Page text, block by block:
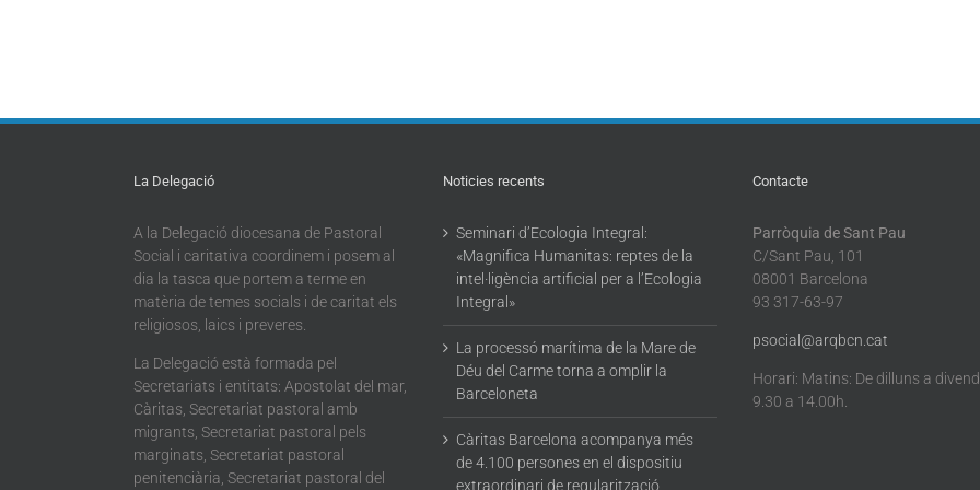
La Delegació
A la Delegació diocesana de Pastoral
Social i caritativa coordinem i posem al
dia la tasca que portem a terme en
matèria de temes socials i de caritat els
religiosos, laics i preveres.
La Delegació està formada pel
Secretariats i entitats: Apostolat del mar,
Càritas, Secretariat pastoral amb
migrants, Secretariat pastoral pels
marginats, Secretariat pastoral
penitenciària, Secretariat pastoral del
Noticies recents
Seminari d’Ecologia Integral:
«Magnifica Humanitas: reptes de la
intel·ligència artificial per a l’Ecologia
Integral»
La processó marítima de la Mare de
Déu del Carme torna a omplir la
Barceloneta
Càritas Barcelona acompanya més
de 4.100 persones en el dispositiu
extraordinari de regularització
Contacte
Parròquia de Sant Pau
C/Sant Pau, 101
08001 Barcelona
93 317-63-97
psocial@arqbcn.cat
Horari: Matins: De dilluns a
9.30 a 14.00h.